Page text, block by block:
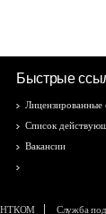
Быстрые
Лицензированные
Список
Вакансии
Служба